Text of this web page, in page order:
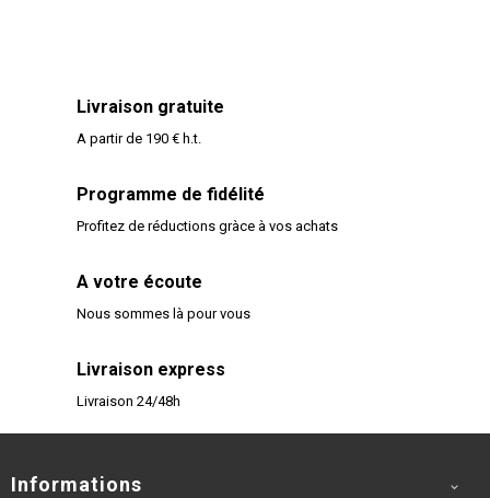
Livraison gratuite
A partir de 190 € h.t.
Programme de fidélité
Profitez de réductions gràce à vos achats
A votre écoute
Nous sommes là pour vous
Livraison express
Livraison 24/48h
Informations 